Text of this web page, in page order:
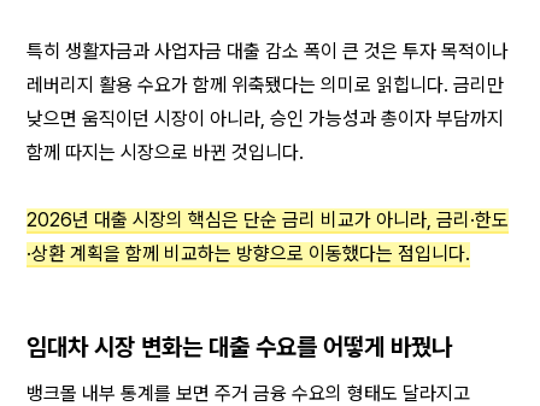
특히 생활자금과 사업자금 대출 감소 폭이 큰 것은 투자 목적이나
레버리지 활용 수요가 함께 위축됐다는 의미로 읽힙니다. 금리만
낮으면 움직이던 시장이 아니라, 승인 가능성과 총이자 부담까지
함께 따지는 시장으로 바뀐 것입니다.
2026년 대출 시장의 핵심은 단순 금리 비교가 아니라, 금리·한도
·상환 계획을 함께 비교하는 방향으로 이동했다는 점입니다.
임대차 시장 변화는 대출 수요를 어떻게 바꿨나
뱅크몰 내부 통계를 보면 주거 금융 수요의 형태도 달라지고